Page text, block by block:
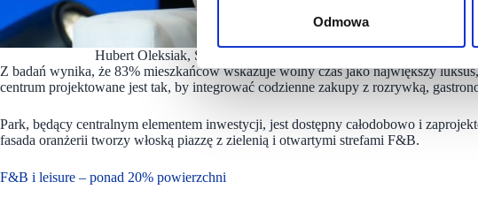
Odmowa
Hubert Oleksiak, Senior Leasing Manager Nhood Services Poland
Z badań wynika, że 83% mieszkańców wskazuje wolny czas jako największy
centrum projektowane jest tak, by integrować codzienne zakupy z rozrywką,
Park, będący centralnym elementem inwestycji, jest dostępny całodobowo i
fasada oranżerii tworzy włoską piazzę z zielenią i otwartymi strefami F&B.
F&B i leisure – ponad 20% powierzchni